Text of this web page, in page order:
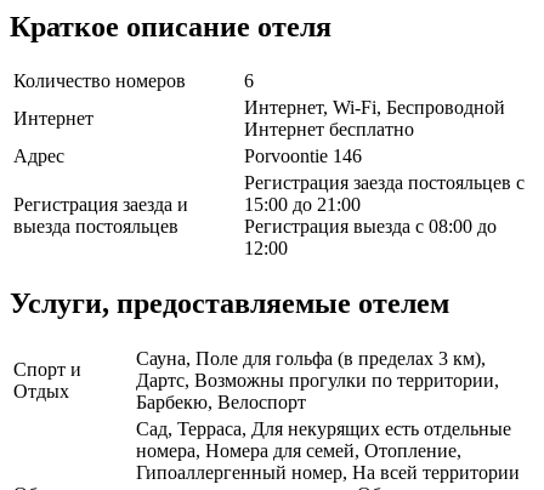
Краткое описание отеля
Количество номеров
6
Интернет
Интернет, Wi-Fi, Беспроводной
Интернет бесплатно
Адрес
Porvoontie 146
Регистрация заезда и
выезда постояльцев
Регистрация заезда постояльцев с
15:00 до 21:00
Регистрация выезда с 08:00 до
12:00
Услуги, предоставляемые отелем
Спорт и
Отдых
Сауна, Поле для гольфа (в пределах 3 км),
Дартс, Возможны прогулки по территории,
Барбекю, Велоспорт
Сад, Терраса, Для некурящих есть отдельные
номера, Номера для семей, Отопление,
Гипоаллергенный номер, На всей территории